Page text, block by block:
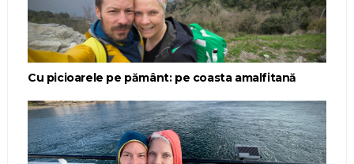
Cu picioarele pe pământ: pe coasta amalfitană